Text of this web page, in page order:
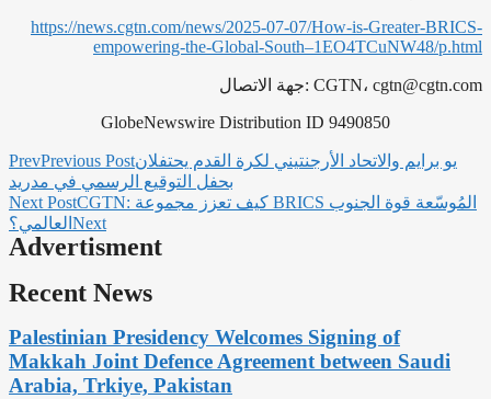
https://news.cgtn.com/news/2025-07-07/How-is-Greater-BRICS-
empowering-the-Global-South–1EO4TCuNW48/p.html
جهة الاتصال: CGTN، cgtn@cgtn.com
GlobeNewswire Distribution ID 9490850
PrevPrevious Postيو برايم والاتحاد الأرجنتيني لكرة القدم يحتفلان
بحفل التوقيع الرسمي في مدريد
Next PostCGTN: كيف تعزز مجموعة BRICS المُوسّعة قوة الجنوب
العالمي؟ Next
Advertisment
Recent News
Palestinian Presidency Welcomes Signing of
Makkah Joint Defence Agreement between Saudi
Arabia, Trkiye, Pakistan